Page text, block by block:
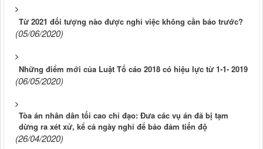
Từ 2021 đối tượng nào được nghỉ việc không cần báo trước?
(05/06/2020)
Những điểm mới của Luật Tố cáo 2018 có hiệu lực từ 1-1- 2019
(06/05/2020)
Tòa án nhân dân tối cao chỉ đạo: Đưa các vụ án đã bị tạm
dừng ra xét xử, kể cả ngày nghỉ để bảo đảm tiến độ
(26/04/2020)